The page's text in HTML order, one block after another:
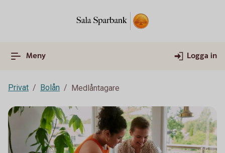
Meny Logga in
Privat Bolån Medlåntagare